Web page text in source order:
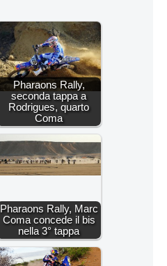
Pharaons Rally,
seconda tappa a
Rodrigues, quarto
Coma
Pharaons Rally, Marc
Coma concede il bis
nella 3° tappa